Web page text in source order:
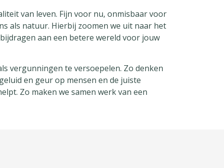
van leven. Fijn voor nu, onmisbaar voor
als natuur. Hierbij zoomen we uit naar het
aan een betere wereld voor jouw
vergunningen te versoepelen. Zo denken
en geur op mensen en de juiste
Zo maken we samen werk van een